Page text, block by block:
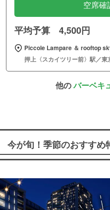
空席確
平均予算 4,500円
Piccole Lampare ＆ rooftop
押上〈スカイツリー前〉駅／東
他のバーベキ
今が旬！季節のおすすめ